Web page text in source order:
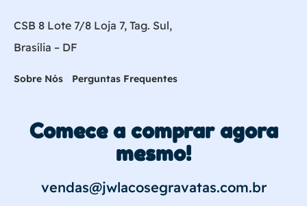
CSB 8 Lote 7/8 Loja 7, Tag. Sul,
Brasília – DF
Sobre Nós Perguntas Frequentes
Comece a comprar agora
mesmo!
vendas@jwlacosegravatas.com.br